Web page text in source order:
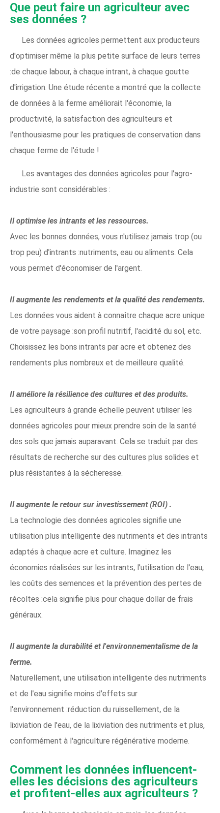
Que peut faire un agriculteur avec
ses données ?
Les données agricoles permettent aux producteurs
d'optimiser même la plus petite surface de leurs terres
:de chaque labour, à chaque intrant, à chaque goutte
d'irrigation. Une étude récente a montré que la collecte
de données à la ferme améliorait l'économie, la
productivité, la satisfaction des agriculteurs et
l'enthousiasme pour les pratiques de conservation dans
chaque ferme de l'étude !
Les avantages des données agricoles pour l'agro-
industrie sont considérables :
Il optimise les intrants et les ressources.
Avec les bonnes données, vous n'utilisez jamais trop (ou
trop peu) d'intrants :nutriments, eau ou aliments. Cela
vous permet d'économiser de l'argent.
Il augmente les rendements et la qualité des rendements.
Les données vous aident à connaître chaque acre unique
de votre paysage :son profil nutritif, l'acidité du sol, etc.
Choisissez les bons intrants par acre et obtenez des
rendements plus nombreux et de meilleure qualité.
Il améliore la résilience des cultures et des produits.
Les agriculteurs à grande échelle peuvent utiliser les
données agricoles pour mieux prendre soin de la santé
des sols que jamais auparavant. Cela se traduit par des
résultats de recherche sur des cultures plus solides et
plus résistantes à la sécheresse.
Il augmente le retour sur investissement (ROI) .
La technologie des données agricoles signifie une
utilisation plus intelligente des nutriments et des intrants
adaptés à chaque acre et culture. Imaginez les
économies réalisées sur les intrants, l'utilisation de l'eau,
les coûts des semences et la prévention des pertes de
récoltes :cela signifie plus pour chaque dollar de frais
généraux.
Il augmente la durabilité et l'environnementalisme de la
ferme.
Naturellement, une utilisation intelligente des nutriments
et de l'eau signifie moins d'effets sur
l'environnement :réduction du ruissellement, de la
lixiviation de l'eau, de la lixiviation des nutriments et plus,
conformément à l'agriculture régénérative moderne.
Comment les données influencent-
elles les décisions des agriculteurs
et profitent-elles aux agriculteurs ?